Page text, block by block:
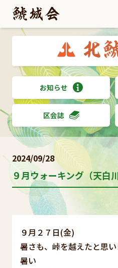
お知らせ
区会誌
2024/09/28
９月ウォーキング（天白
９月２７日(金)
暑さも、峠を越えたと思
暑い